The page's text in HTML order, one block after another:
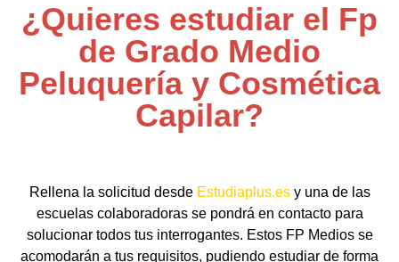
¿Quieres estudiar el Fp
de Grado Medio
Peluquería y Cosmética
Capilar?
Rellena la solicitud desde Estudiaplus.esy una de las
escuelas colaboradoras se pondrá en contacto para
solucionar todos tus interrogantes. Estos FP Medios se
acomodarán a tus requisitos, pudiendo estudiar de forma